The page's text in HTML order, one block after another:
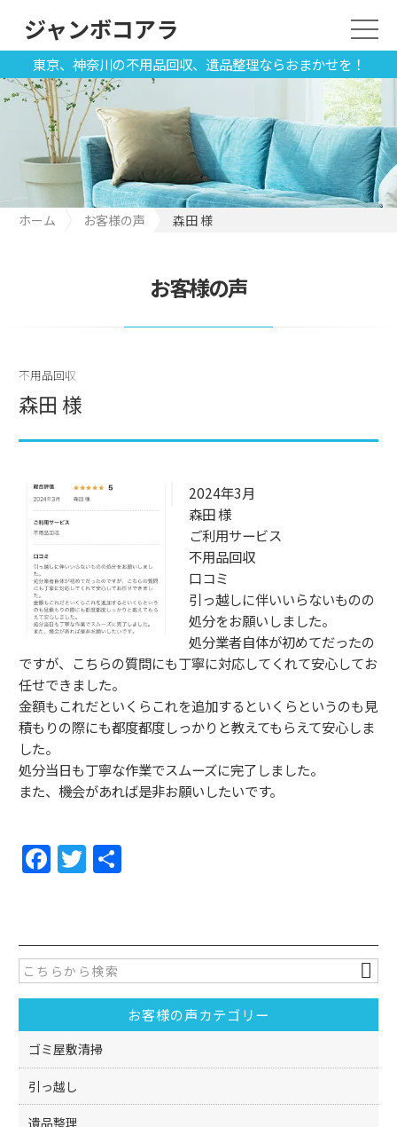
東京、神奈川の不用品回収、遺品整理ならおまかせを！
ジャンボコアラ
ホーム お客様の声 森田 様
お客様の声
不用品回収
森田 様
2024年3月
森田 様
ご利用サービス
不用品回収
口コミ
引っ越しに伴いいらないものの
処分をお願いしました。
処分業者自体が初めてだったの
ですが、こちらの質問にも丁寧に対応してくれて安心してお
任せできました。
金額もこれだといくらこれを追加するといくらというのも見
積もりの際にも都度都度しっかりと教えてもらえて安心しま
した。
処分当日も丁寧な作業でスムーズに完了しました。
また、機会があれば是非お願いしたいです。
F
e
b
o
o
k
T
er
お客様の声カテゴリー
ゴミ屋敷清掃
引っ越し
遺品整理